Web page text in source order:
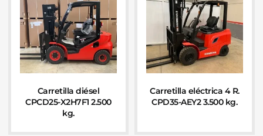
Carretilla diésel
CPCD25-X2H7F1 2.500
kg.
Carretilla eléctrica 4 R.
CPD35-AEY2 3.500 kg.